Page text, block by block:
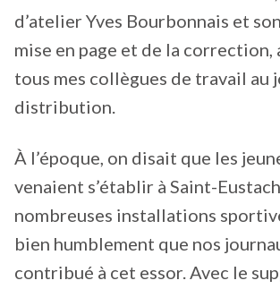
d’atelier Yves Bourbonnais et
mise en page et de la correction,
tous mes collègues de travail au
distribution.
À l’époque, on disait que les
venaient s’établir à Saint-
nombreuses installations
bien humblement que nos
contribué à cet essor. Avec le